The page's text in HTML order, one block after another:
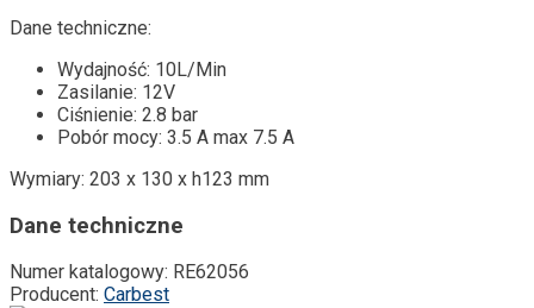
Dane techniczne:
Wydajność: 10L/Min
Zasilanie: 12V
Ciśnienie: 2.8 bar
Pobór mocy: 3.5 A max 7.5 A
Wymiary: 203 x 130 x h123 mm
Dane techniczne
Numer katalogowy: RE62056
Producent: Carbest